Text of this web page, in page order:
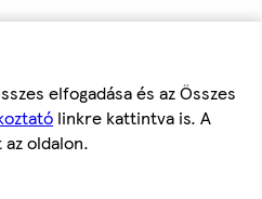
elfogadása és az Összes
linkre kattintva is. A
oldalon.